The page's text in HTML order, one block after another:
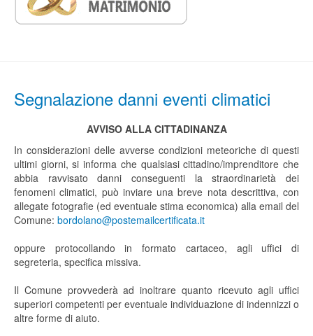
Segnalazione danni eventi climatici
AVVISO ALLA CITTADINANZA
In considerazioni delle avverse condizioni meteoriche di questi
ultimi giorni, si informa che qualsiasi cittadino/imprenditore che
abbia ravvisato danni conseguenti la straordinarietà dei
fenomeni climatici, può inviare una breve nota descrittiva, con
allegate fotografie (ed eventuale stima economica) alla email del
Comune: bordolano@postemailcertificata.it
oppure protocollando in formato cartaceo, agli uffici di
segreteria, specifica missiva.
Il Comune provvederà ad inoltrare quanto ricevuto agli uffici
superiori competenti per eventuale individuazione di indennizzi o
altre forme di aiuto.